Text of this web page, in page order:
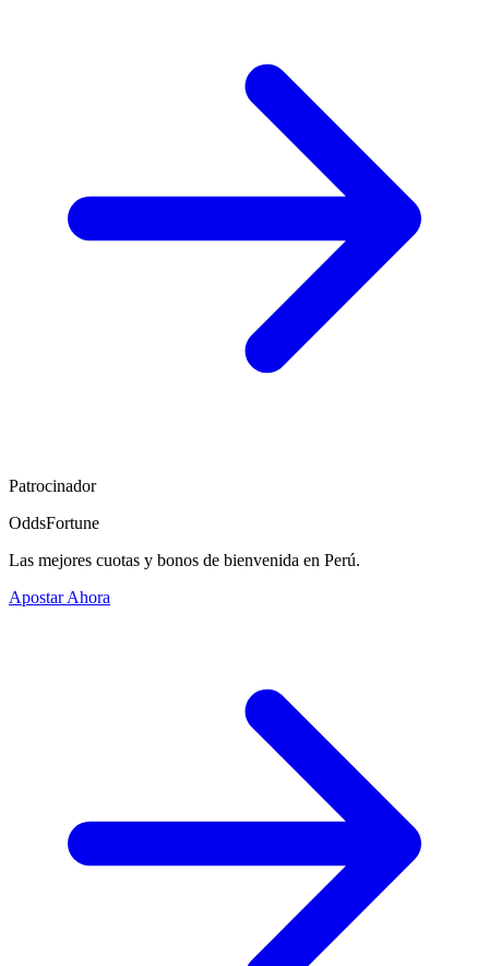
Patrocinador
OddsFortune
Las mejores cuotas y bonos de bienvenida en Perú.
Apostar Ahora